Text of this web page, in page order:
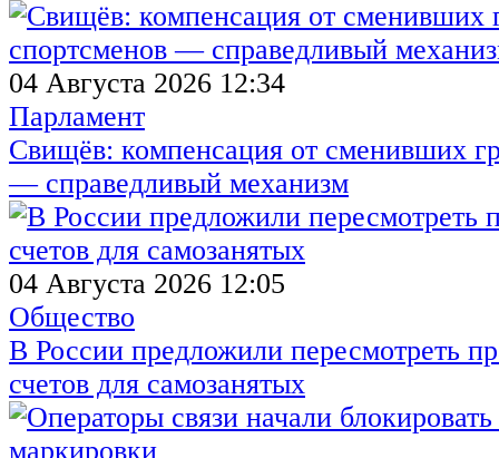
04 Августа 2026 12:34
Парламент
Свищёв: компенсация от сменивших
— справедливый механизм
04 Августа 2026 12:05
Общество
В России предложили пересмотреть
счетов для самозанятых